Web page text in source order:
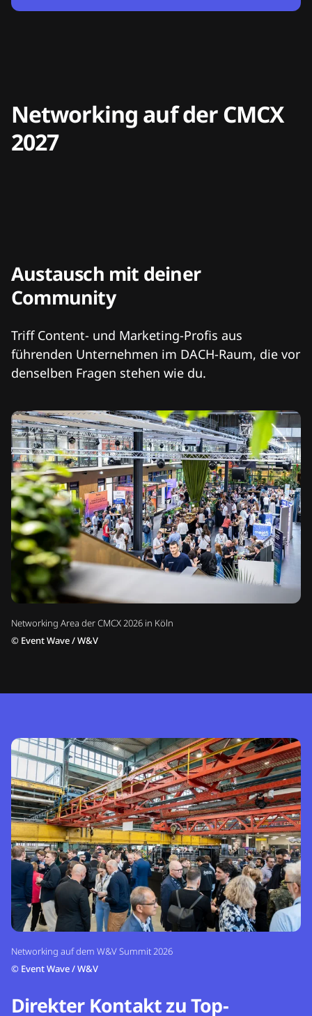
Networking auf der CMCX
2027
Networking Area der CMCX 2026 in Köln
© Event Wave / W&V
Austausch mit deiner
Community
Triff Content- und Marketing-Profis aus
führenden Unternehmen im DACH-Raum, die vor
denselben Fragen stehen wie du.
Networking auf dem W&V Summit 2026
© Event Wave / W&V
Direkter Kontakt zu Top-